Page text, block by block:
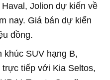
Jolion dự kiến về
nay. Giá bán dự kiến
đồng.
SUV hạng B,
tiếp với Kia Seltos,